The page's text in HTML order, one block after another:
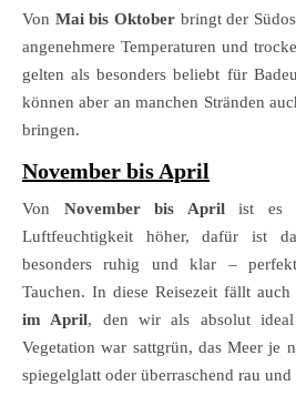
Von Mai bis Oktober bringt der
angenehmere Temperaturen und
gelten als besonders beliebt für
können aber an manchen Stränden
bringen.
November bis April
Von November bis Aprilist es
Luftfeuchtigkeit höher, dafür ist
besonders ruhig und klar –
Tauchen. In diese Reisezeit fällt auch
im April, den wir als absolut ideal
Vegetation war sattgrün, das Meer je
spiegelglatt oder überraschend rau